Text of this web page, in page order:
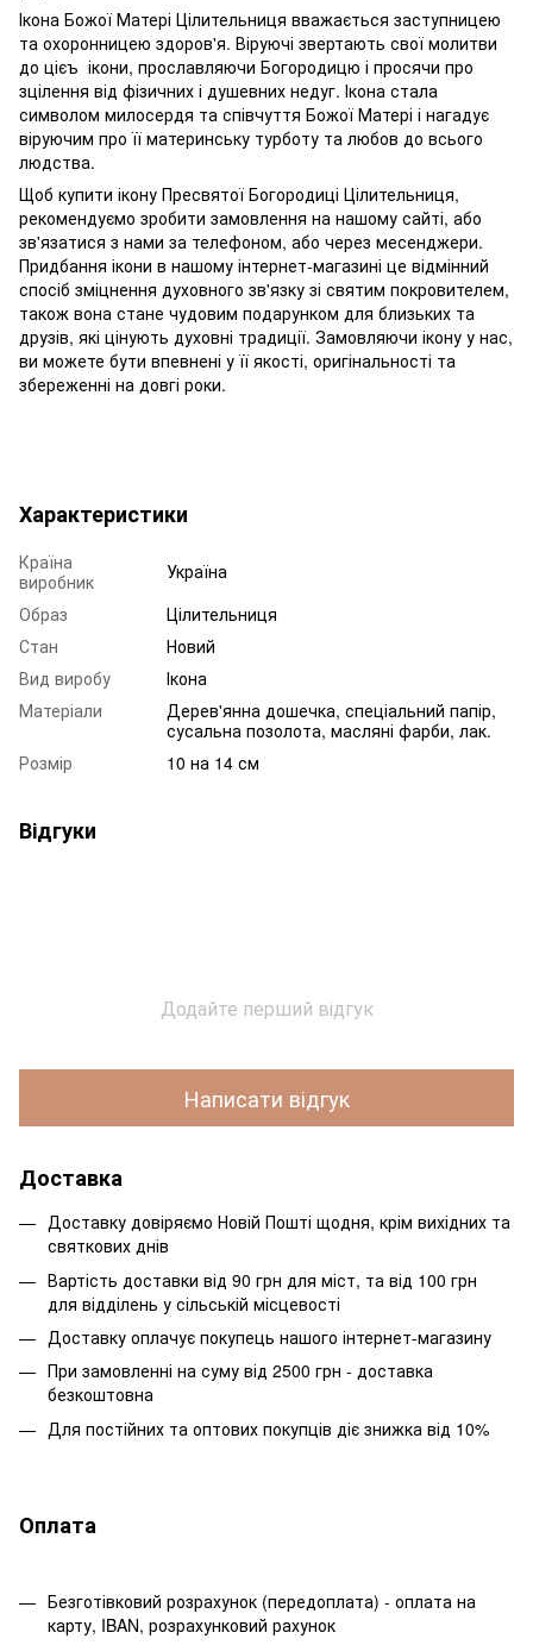
Ікона Божої Матері Цілительниця вважається заступницею
та охоронницею здоров'я. Віруючі звертають свої молитви
до цієъ ікони, прославляючи Богородицю і просячи про
зцілення від фізичних і душевних недуг. Ікона стала
символом милосердя та співчуття Божої Матері і нагадує
віруючим про її материнську турботу та любов до всього
людства.
Щоб купити ікону Пресвятої Богородиці Цілительниця,
рекомендуємо зробити замовлення на нашому сайті, або
зв'язатися з нами за телефоном, або через месенджери.
Придбання ікони в нашому інтернет-магазині це відмінний
спосіб зміцнення духовного зв'язку зі святим покровителем,
також вона стане чудовим подарунком для близьких та
друзів, які цінують духовні традиції. Замовляючи ікону у нас,
ви можете бути впевнені у її якості, оригінальності та
збереженні на довгі роки.
Характеристики
Країна
виробник
Україна
Образ
Цілительниця
Стан
Новий
Вид виробу
Ікона
Матеріали
Дерев'янна дошечка, спеціальний папір,
сусальна позолота, масляні фарби, лак.
Розмір
10 на 14 см
Відгуки
Додайте перший відгук
Написати відгук
Доставка
Доставку довіряємо Новій Пошті щодня, крім вихідних та
святкових днів
Вартість доставки від 90 грн для міст, та від 100 грн
для відділень у сільській місцевості
Доставку оплачує покупець нашого інтернет-магазину
При замовленні на суму від 2500 грн - доставка
безкоштовна
Для постійних та оптових покупців діє знижка від 10%
Оплата
Безготівковий розрахунок (передоплата) - оплата на
карту, IBAN, розрахунковий рахунок